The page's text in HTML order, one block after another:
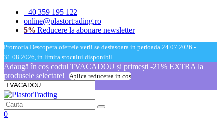
+40 359 195 122
online@plastortrading.ro
5% Reducere la abonare newsletter
Promotia Descopera ofertele verii se desfasoara in perioada 24.07.2026 -
31.08.2026, in limita stocului disponibil.
Adaugă în coș codul TVACADOU și primești -21% EXTRA la
produsele selectate!
Aplica reducerea in cos
0